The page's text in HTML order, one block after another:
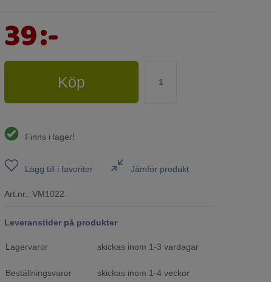
39:-
Köp
Finns i lager!
Lägg till i favoriter Jämför produkt
Art.nr.: VM1022
Leveranstider på produkter
Lagervaror skickas inom 1-3 vardagar
Beställningsvaror skickas inom 1-4 veckor